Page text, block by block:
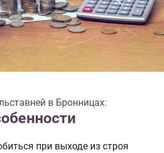
в Бронницах:
при выходе из строя